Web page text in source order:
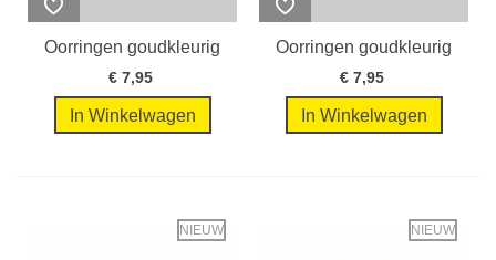
Oorringen goudkleurig
met grote...
€ 7,95
In Winkelwagen
Oorringen goudkleurig
met helder...
€ 7,95
In Winkelwagen
NIEUW NIEUW